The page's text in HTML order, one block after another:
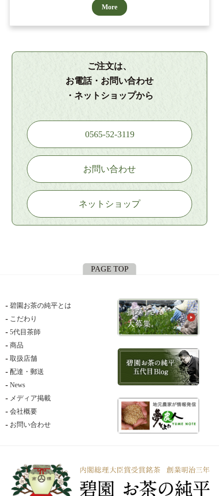
More
ご注文は、
お電話・お問い合わせ
・ネットショップから
0565-52-3119
お問い合わせ
ネットショップ
PAGE TOP
碧園お茶の純平とは
こだわり
5代目茶師
商品
取扱店舗
配達・郵送
News
メディア掲載
会社概要
お問い合わせ